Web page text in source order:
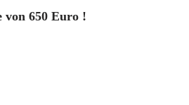
von 650 Euro !